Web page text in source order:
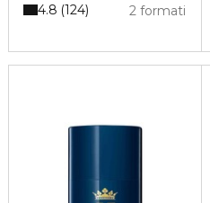
2 formati
4.8 124